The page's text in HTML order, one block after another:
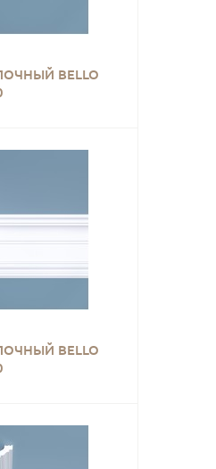
BELLO
BELLO